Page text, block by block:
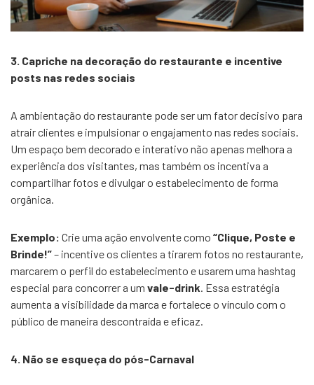
3. Capriche na decoração do restaurante e incentive
posts nas redes sociais
A ambientação do restaurante pode ser um fator decisivo para
atrair clientes e impulsionar o engajamento nas redes sociais.
Um espaço bem decorado e interativo não apenas melhora a
experiência dos visitantes, mas também os incentiva a
compartilhar fotos e divulgar o estabelecimento de forma
orgânica.
Exemplo: Crie uma ação envolvente como “Clique, Poste e
Brinde!”– incentive os clientes a tirarem fotos no restaurante,
marcarem o perfil do estabelecimento e usarem uma hashtag
especial para concorrer a um vale-drink . Essa estratégia
aumenta a visibilidade da marca e fortalece o vínculo com o
público de maneira descontraída e eficaz.
4. Não se esqueça do pós-Carnaval